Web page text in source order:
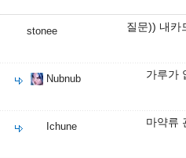
stonee 질문)) 내카
Nubnub 가루가
Ichune 마약류